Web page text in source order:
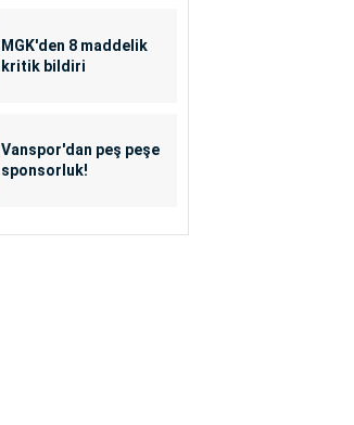
MGK'den 8 maddelik
kritik bildiri
Vanspor'dan peş peşe
sponsorluk!